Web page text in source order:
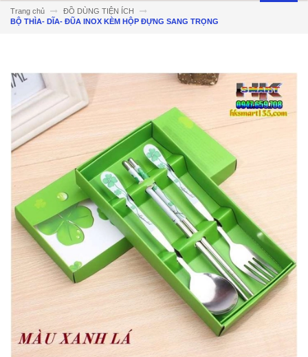
Trang chủ
ĐỒ DÙNG TIỆN ÍCH
BỘ THÌA- DĨA- ĐŨA INOX KÈM HỘP ĐỰNG SANG TRỌNG